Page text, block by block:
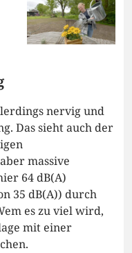
nervig und
Das sieht auch der
massive
64 dB(A)
35 dB(A)) durch
es zu viel wird,
mit einer